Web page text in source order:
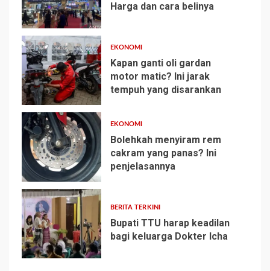
2
Harga dan cara belinya
3
EKONOMI
Kapan ganti oli gardan
motor matic? Ini jarak
tempuh yang disarankan
4
EKONOMI
Bolehkah menyiram rem
cakram yang panas? Ini
penjelasannya
5
BERITA TERKINI
Bupati TTU harap keadilan
bagi keluarga Dokter Icha